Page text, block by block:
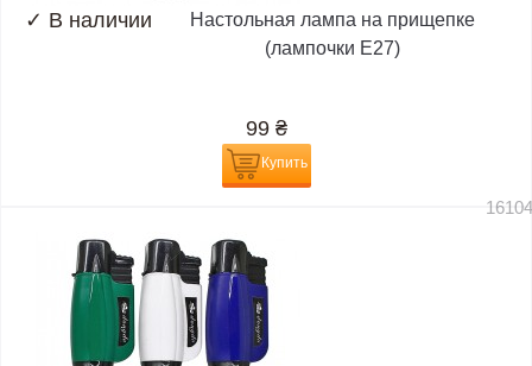
✓ В наличии
Настольная лампа на прищепке
(лампочки E27)
99 ₴
Купить